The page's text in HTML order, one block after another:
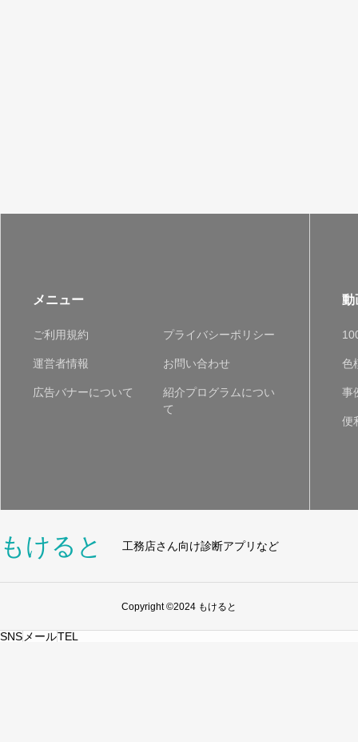
メニュー
ご利用規約 プライバシーポリシー
運営者情報 お問い合わせ
広告バナーについて
紹介プログラムについ
て
動
色
事
便
もけると 工務店さん向け診断アプリなど
Copyright ©2024 もけると
SNS メールTEL